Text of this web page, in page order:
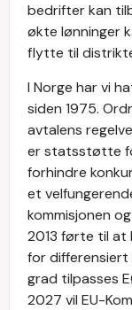
bedrifter kan
økte lønninger
flytte til
I Norge har vi
siden 1975.
avtalens
er statsstøtte
forhindre
et
kommisjonen
2013 førte til at
for differensiert
grad tilpasses
2027 vil EU-